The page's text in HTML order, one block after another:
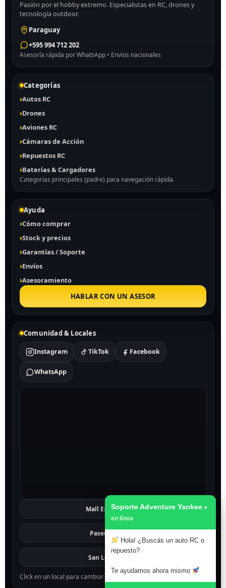
Pasión por el hobby extremo. Especialistas en RC, drones y
tecnología outdoor.
Paraguay
+595 994 712 202
Asesoría rápida por WhatsApp • Envíos nacionales
Categorías
Autos RC
Drones
Aviones RC
Cámaras de Acción
Repuestos RC
Baterías & Cargadores
Categorías principales (padre) para navegación rápida.
Ayuda
Cómo comprar
Stock y precios
Garantías / Soporte
Envíos
Asesoramiento
HABLAR CON UN ASESOR
Comunidad & Locales
Instagram TikTok Facebook
WhatsApp
Mall Excelsior Ver
Paseo 1811
San Lorenzo
Click en un local para cambiar el mapa.
Soporte Adventure Yankee
Hola! ¿Buscás un auto RC o
repuesto?
Te ayudamos ahora mismo